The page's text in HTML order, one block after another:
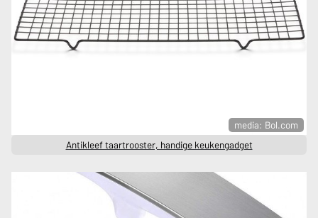
media: Bol.com
Antikleef taartrooster, handige keukengadget